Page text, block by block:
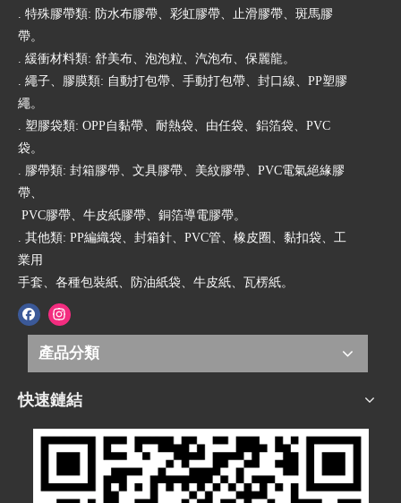
. 特殊膠帶類: 防水布膠帶、彩虹膠帶、止滑膠帶、斑馬膠
帶。
. 緩衝材料類: 舒美布、泡泡粒、汽泡布、保麗龍。
. 繩子、膠膜類: 自動打包帶、手動打包帶、封口線、PP塑膠
繩。
. 塑膠袋類: OPP自黏帶、耐熱袋、由任袋、鋁箔袋、PVC
袋。
. 膠帶類: 封箱膠帶、文具膠帶、美紋膠帶、PVC電氣絕緣膠
帶、
PVC膠帶、牛皮紙膠帶、銅箔導電膠帶。
. 其他類: PP編織袋、封箱針、PVC管、橡皮圈、黏扣袋、工
業用
手套、各種包裝紙、防油紙袋、牛皮紙、瓦楞紙。
產品分類
快速鏈結